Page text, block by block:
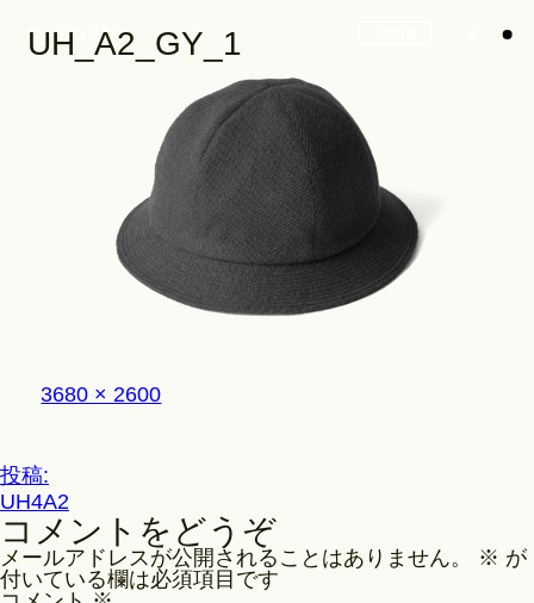
Look
Construction
Philosophy
UH_A2_GY_1
フ
ル
ズ
3680 × 2600
投
稿
ナ
ビ
投稿:
UH4A2
コメントをどうぞ
メールアドレスが公開されることはありません。 ※ が
付いている欄は必須項目です